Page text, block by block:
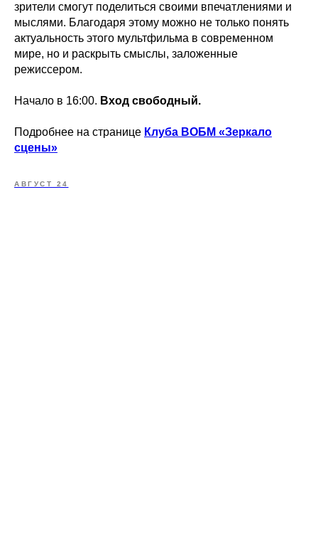
зрители смогут поделиться своими впечатлениями и
мыслями. Благодаря этому можно не только понять
актуальность этого мультфильма в современном
мире, но и раскрыть смыслы, заложенные
режиссером.
Начало в 16:00. Вход свободный.
Подробнее на странице Клуба ВОБМ «Зеркало
сцены»
АВГУСТ 24